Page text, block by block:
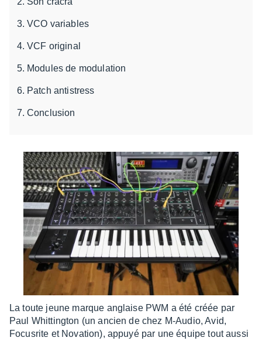
VCO variables
VCF original
Modules de modulation
Patch antistress
Conclusion
La toute jeune marque anglaise PWM a été créée par
Paul Whit­ting­ton (un ancien de chez M-Audio, Avid,
Focus­rite et Nova­tion), appuyé par une équipe tout aussi